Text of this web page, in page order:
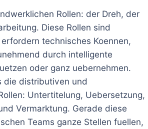
Rollen: der Dreh, der
Diese Rollen sind
technisches Koennen,
durch intelligente
oder ganz uebernehmen.
die distributiven und
Untertitelung, Uebersetzung,
Vermarktung. Gerade diese
Teams ganze Stellen fuellen,